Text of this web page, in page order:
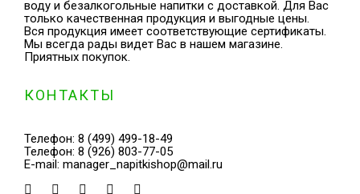
воду и безалкогольные напитки с доставкой. Для Вас
только качественная продукция и выгодные цены.
Вся продукция имеет соответствующие сертификаты.
Мы всегда рады видет Вас в нашем магазине.
Приятных покупок.
КОНТАКТЫ
Телефон: 8 (499) 499-18-49
Телефон: 8 (926) 803-77-05
E-mail: manager_napitkishop@mail.ru